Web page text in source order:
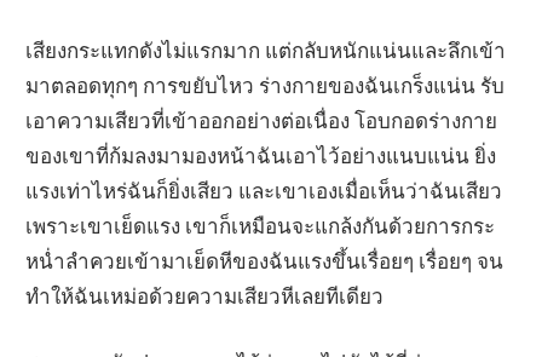
เสียงกระแทกดังไม่แรกมาก แต่กลับหนักแน่นและลึกเข้า
มาตลอดทุกๆ การขยับไหว ร่างกายของฉันเกร็งแน่น รับ
เอาความเสียวที่เข้าออกอย่างต่อเนื่อง โอบกอดร่างกาย
ของเขาที่ก้มลงมามองหน้าฉันเอาไว้อย่างแนบแน่น ยิ่ง
แรงเท่าไหร่ฉันก็ยิ่งเสียว และเขาเองเมื่อเห็นว่าฉันเสียว
เพราะเขาเย็ดแรง เขาก็เหมือนจะแกล้งกันด้วยการกระ
หน่ำลำควยเข้ามาเย็ดหีของฉันแรงขึ้นเรื่อยๆ เรื่อยๆ จน
ทำให้ฉันเหม่อด้วยความเสียวหีเลยทีเดียว